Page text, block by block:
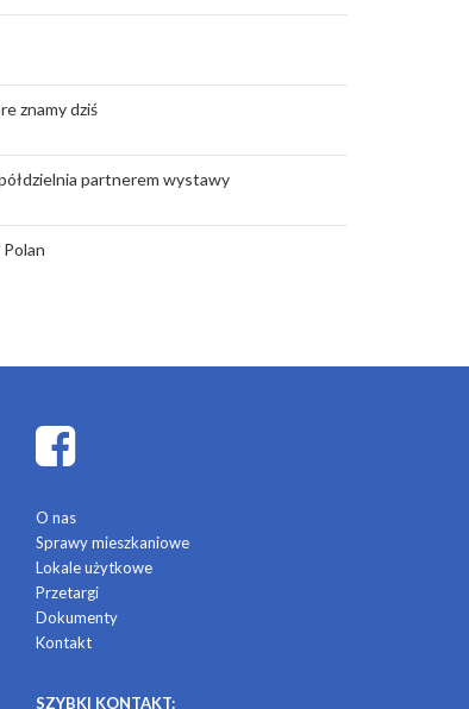
znamy dziś
partnerem wystawy
O nas
Sprawy mieszkaniowe
Lokale użytkowe
Przetargi
Dokumenty
Kontakt
SZYBKI KONTAKT: